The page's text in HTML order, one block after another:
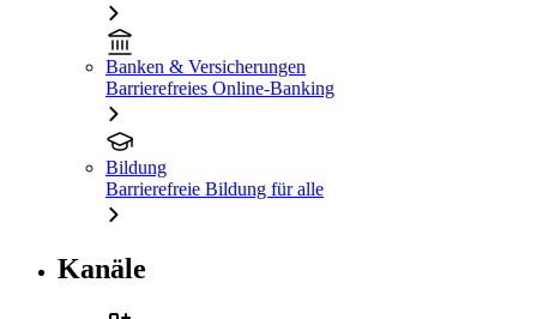
Banken & Versicherungen
Barrierefreies Online-Banking
Bildung
Barrierefreie Bildung für alle
Kanäle